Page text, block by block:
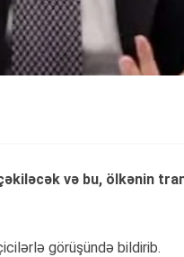
və bu, ölkənin
görüşündə bildirib.